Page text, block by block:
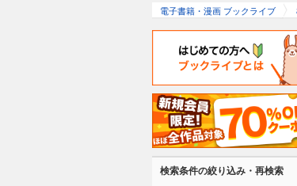
電子書籍・漫画 ブックライブ
検索条件の絞り込み・再検索